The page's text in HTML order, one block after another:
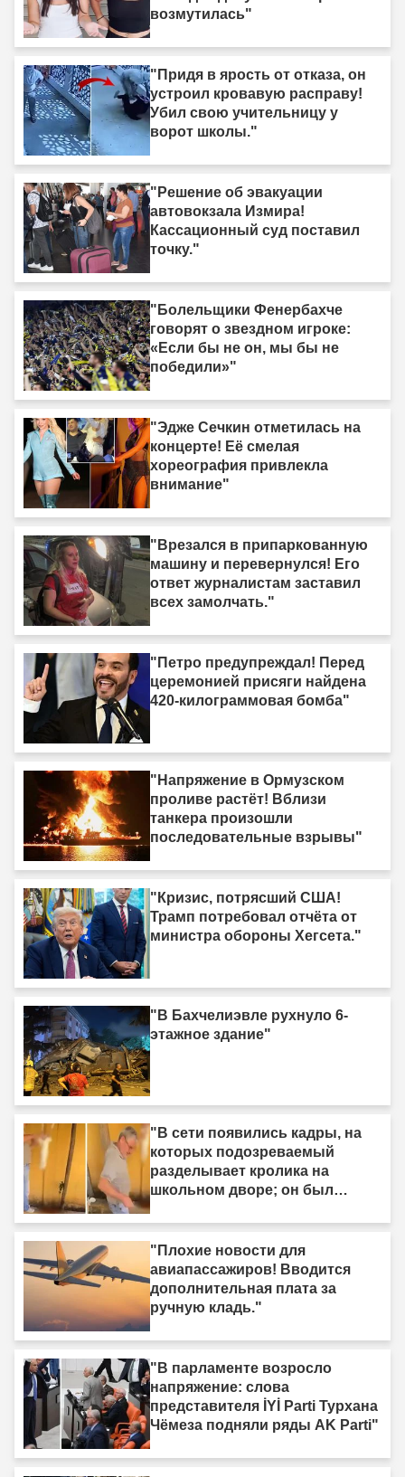
возмутилась"
"Придя в ярость от отказа, он
устроил кровавую расправу!
Убил свою учительницу у
ворот школы."
"Решение об эвакуации
автовокзала Измира!
Кассационный суд поставил
точку."
"Болельщики Фенербахче
говорят о звездном игроке:
«Если бы не он, мы бы не
победили»"
"Эдже Сечкин отметилась на
концерте! Её смелая
хореография привлекла
внимание"
"Врезался в припаркованную
машину и перевернулся! Его
ответ журналистам заставил
всех замолчать."
"Петро предупреждал! Перед
церемонией присяги найдена
420-килограммовая бомба"
"Напряжение в Ормузском
проливе растёт! Вблизи
танкера произошли
последовательные взрывы"
"Кризис, потрясший США!
Трамп потребовал отчёта от
министра обороны Хегсета."
"В Бахчелиэвле рухнуло 6-
этажное здание"
"В сети появились кадры, на
которых подозреваемый
разделывает кролика на
школьном дворе; он был
"Плохие новости для
авиапассажиров! Вводится
дополнительная плата за
ручную кладь."
"В парламенте возросло
напряжение: слова
представителя İYİ Parti Турхана
Чёмеза подняли ряды AK Parti"